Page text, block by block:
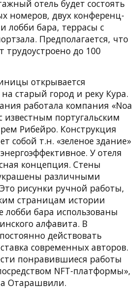
отель будет состоять
номеров, двух конференц-
лобби бара, террасы с
Предполагается, что
трудоустроено до 100
открывается
старый город и реку Кура.
работала компания «Noa
известным португальским
Рибейро. Конструкция
собой т.н. «зеленое здание»
У отеля
концепция. Стены
различными
рисунки ручной работы,
страницам истории
лобби бара использованы
алфавита. В
действовать
современных авторов.
понравившиеся работы
NFT-платформы»,
Отарашвили.